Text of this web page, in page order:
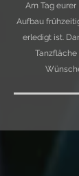
Am Tag
Aufbau
erledigt ist.